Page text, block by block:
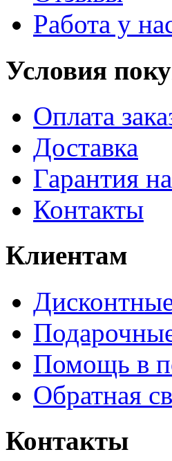
Работа у
Условия
Оплата
Доставка
Гарантия
Контакты
Клиентам
Помощь в
Обратная
Контакты